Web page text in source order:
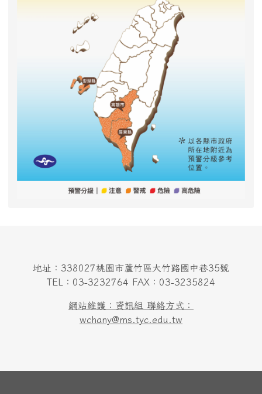
地址：338027桃園市蘆竹區大竹路國中巷35號
TEL：03-3232764 FAX：03-3235824
網站維護：資訊組 聯絡方式：
wchany@ms.tyc.edu.tw